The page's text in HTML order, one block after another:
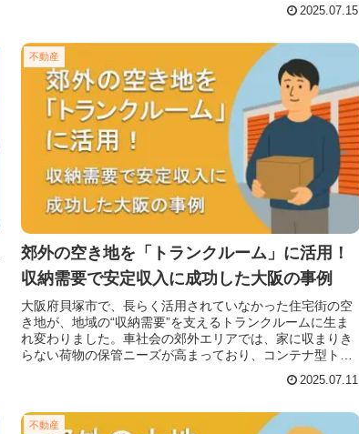
2025.07.15
不動産
郊外の空き地を「トランクルーム」に活用！
収納需要で安定収入に成功した大阪の事例
大阪府貝塚市で、長らく活用されていなかった住宅街の空
き地が、地域の“収納需要”を支えるトランクルームに生ま
れ変わりました。車社会の郊外エリアでは、家に収まりき
らない荷物の保管ニーズが高まっており、コンテナ型トラ
2025.07.11
不動産